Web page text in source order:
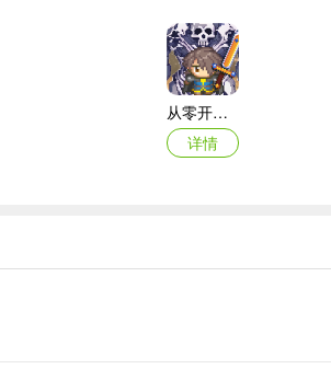
别是煤→铁→黄金→蓝晶→孔雀石→电石→钻石。
手第一步吖！
从零开始：结束
详情
梦幻西游ios版